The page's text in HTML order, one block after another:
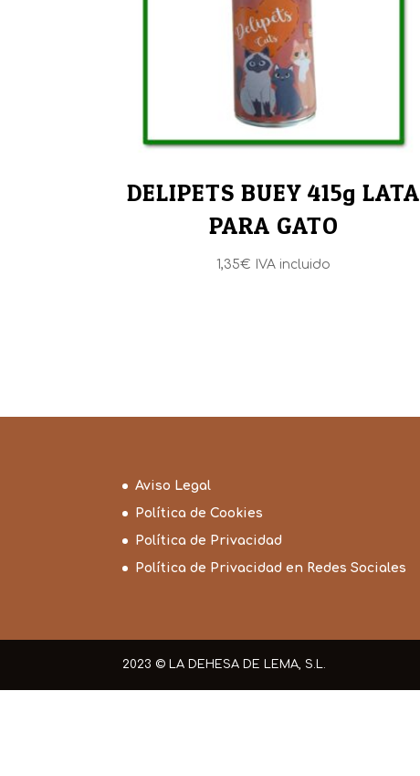
DELIPETS BUEY 415g LATA
PARA GATO
1,35€ IVA incluido
Aviso Legal
Política de Cookies
Política de Privacidad
Política de Privacidad en Redes Sociales
2023 © LA DEHESA DE LEMA, S.L.